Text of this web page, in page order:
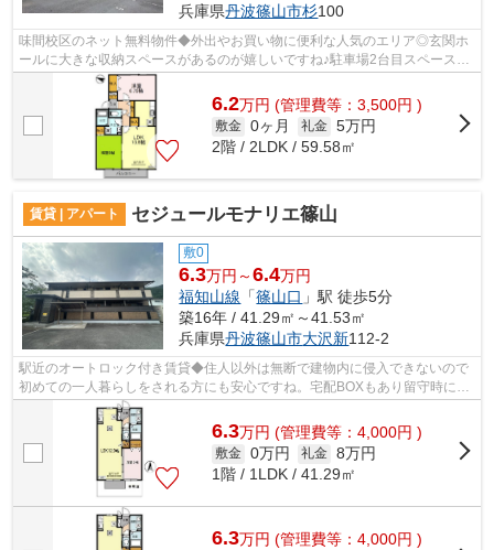
兵庫県丹波篠山市杉100
味間校区のネット無料物件◆外出やお買い物に便利な人気のエリア◎玄関ホ
ールに大きな収納スペースがあるのが嬉しいですね♪駐車場2台目スペース近
隣にあります◎
6.2万円 (管理費等：3,500円 )
敷金 0ヶ月 礼金 5万円
2階 / 2LDK / 59.58㎡
賃貸 | アパート セジュールモナリエ篠山
敷0
6.3万円～6.4万円
福知山線 「篠山口 」駅 徒歩5分
築16年 / 41.29㎡～41.53㎡
兵庫県丹波篠山市大沢新112-2
駅近のオートロック付き賃貸◆住人以外は無断で建物内に侵入できないので
初めての一人暮らしをされる方にも安心ですね。宅配BOXもあり留守時にも
便利です。
6.3万円 (管理費等：4,000円 )
敷金 0万円 礼金 8万円
1階 / 1LDK / 41.29㎡
6.3万円 (管理費等：4,000円 )